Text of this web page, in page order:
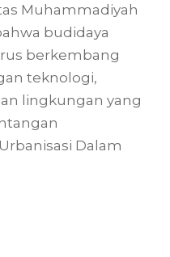
Muhammadiyah
budidaya
berkembang
teknologi,
lingkungan yang
Dalam